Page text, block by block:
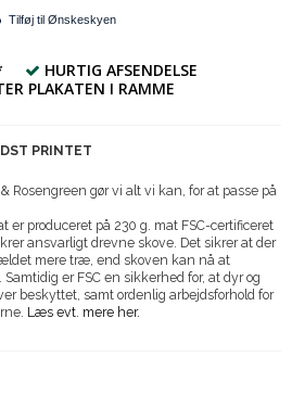
Tilføj til Ønskeskyen
HURTIG AFSENDELSE
PLAKATEN I RAMME
PRINTET
Rosengreen gør vi alt vi kan, for at passe på
er produceret på 230 g. mat FSC-certificeret
ansvarligt drevne skove. Det sikrer at der
mere træ, end skoven kan nå at
Samtidig er FSC en sikkerhed for, at dyr og
beskyttet, samt ordenlig arbejdsforhold for
Læs evt. mere her.